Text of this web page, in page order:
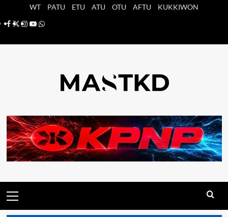
WT PATU ETU ATU OTU AFTU
KUKKIWON
Facebook
X Instagram
YouTube
Whatsapp
principal